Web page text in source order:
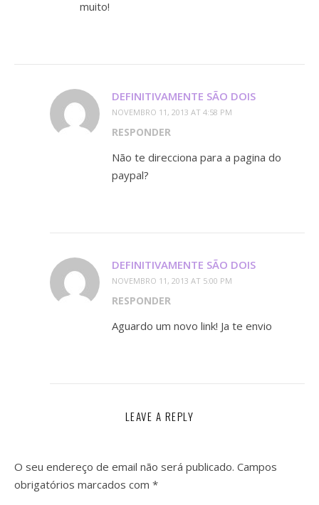
muito!
DEFINITIVAMENTE SÃO DOIS
NOVEMBRO 11, 2013 AT 4:58 PM
RESPONDER
Não te direcciona para a pagina do
paypal?
DEFINITIVAMENTE SÃO DOIS
NOVEMBRO 11, 2013 AT 5:00 PM
RESPONDER
Aguardo um novo link! Ja te envio
LEAVE A REPLY
O seu endereço de email não será publicado. Campos
obrigatórios marcados com *